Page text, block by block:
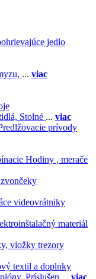
jedlo
... viac
Stolné ... viac
prívody
Hodiny , merače
videovrátniky
materiál
vložky trezory
textil a doplnky
Príslušen ... viac